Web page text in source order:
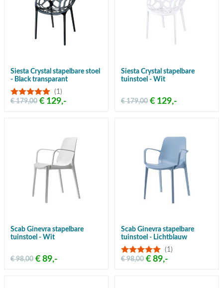
Siesta Crystal stapelbare stoel
- Black transparant
(1)
€ 129,-
€ 179,00
Siesta Crystal stapelbare
tuinstoel - Wit
€ 129,-
€ 179,00
Scab Ginevra stapelbare
tuinstoel - Wit
€ 89,-
€ 98,00
Scab Ginevra stapelbare
tuinstoel - Lichtblauw
(1)
€ 89,-
€ 98,00